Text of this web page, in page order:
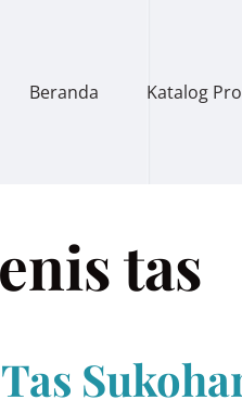
Beranda Katalog
tas